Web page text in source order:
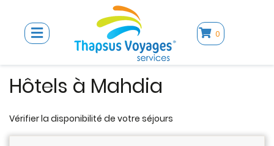
0
Hôtels à Mahdia
Vérifier la disponibilité de votre séjours